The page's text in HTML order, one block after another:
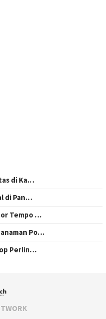
di Ka…
di Pan…
Tempo …
Po…
Perlin…